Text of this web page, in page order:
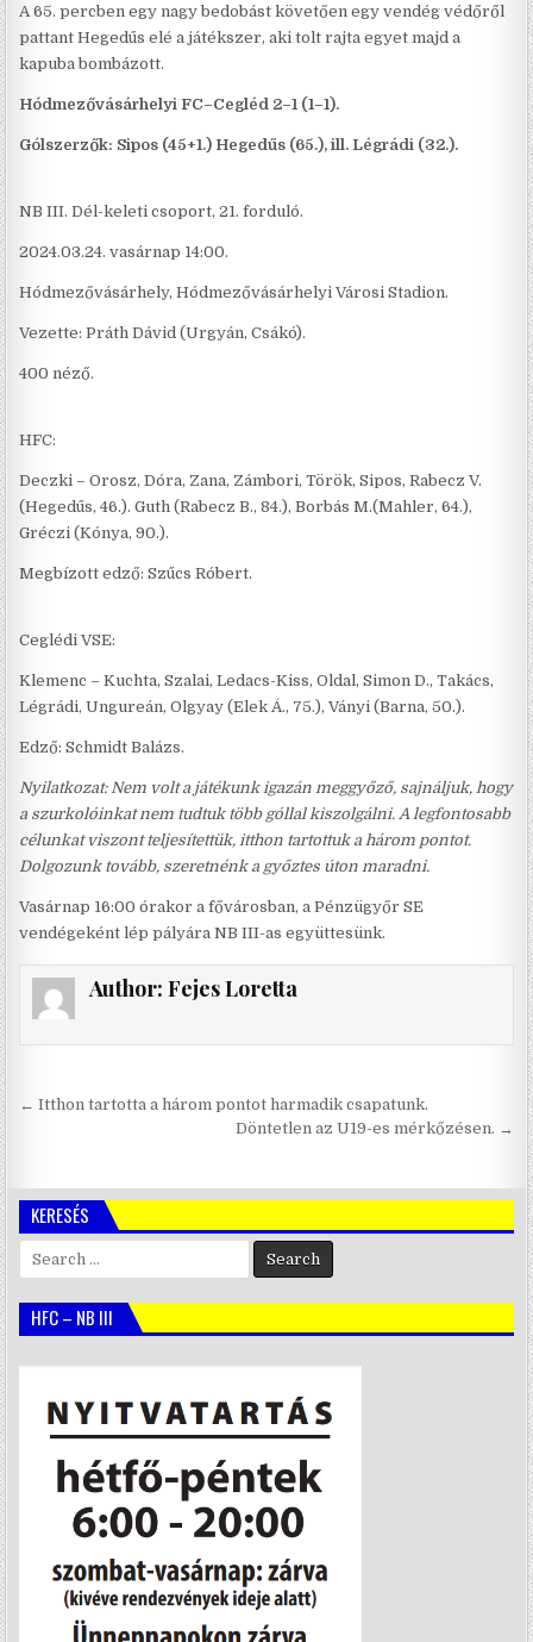
A 65. percben egy nagy bedobást követően egy vendég védőről
pattant Hegedűs elé a játékszer, aki tolt rajta egyet majd a
kapuba bombázott.
Hódmezővásárhelyi FC–Cegléd 2–1 (1–1).
Gólszerzők: Sipos (45+1.) Hegedűs (65.), ill. Légrádi (32.).
NB III. Dél-keleti csoport, 21. forduló.
2024.03.24. vasárnap 14:00.
Hódmezővásárhely, Hódmezővásárhelyi Városi Stadion.
Vezette: Práth Dávid (Urgyán, Csákó).
400 néző.
HFC:
Deczki – Orosz, Dóra, Zana, Zámbori, Török, Sipos, Rabecz V.
(Hegedűs, 46.). Guth (Rabecz B., 84.), Borbás M.(Mahler, 64.),
Gréczi (Kónya, 90.).
Megbízott edző: Szűcs Róbert.
Ceglédi VSE:
Klemenc – Kuchta, Szalai, Ledacs-Kiss, Oldal, Simon D., Takács,
Légrádi, Ungureán, Olgyay (Elek Á., 75.), Ványi (Barna, 50.).
Edző: Schmidt Balázs.
Nyilatkozat: Nem volt a játékunk igazán meggyőző, sajnáljuk, hogy
a szurkolóinkat nem tudtuk több góllal kiszolgálni. A legfontosabb
célunkat viszont teljesítettük, itthon tartottuk a három pontot.
Dolgozunk tovább, szeretnénk a győztes úton maradni.
Vasárnap 16:00 órakor a fővárosban, a Pénzügyőr SE
vendégeként lép pályára NB III-as együttesünk.
Author: Fejes Loretta
Bejegyzés
← Itthon tartotta a három pontot harmadik csapatunk.
Döntetlen az U19-es mérkőzésen. →
KERESÉS
HFC – NB III